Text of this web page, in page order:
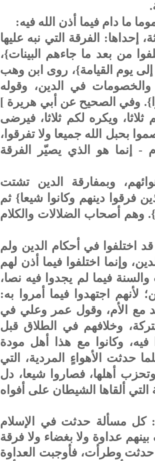
ما دام فيما أذن الله فيه:
إحداها: الفرقة التي نبه عليها
من بعد ما جاءهم البينات}،
إلى يوم القيامة}، روى ابن وهب
في الدين، وقوله
وفي الصحيح عن أبي هريرة ]
ويكره لكم ثلاثا، فيرضى
بحبل الله جميعا ولا تفرقوا،
- إنما هو الذي يصيّر الفرقة
وبمفارقة الدين تشتت
فرقوا دينهم وكانوا شيعا} ثم
أصحاب الضلالات والكلام
اختلفوا في أحكام الدين ولم
وإنما اختلفوا فيما أذن لهم
فيما لم يجدوا فيه نصا،
اجتهدوا فيما أمروا به:
مع الأم، وقول عمر وعلي في
وخلافهم في الطلاق قبل
فيه، وكانوا مع هذا أهل مودة
حدثت الأهواءٍ المردية، التي
أهلها، فصاروا شيعا، دل
ألقاها الشيطان على أفواه
كل مسألة حدثت في الإسلام
عداوة ولا بغضاء ولا فرقة
حدثت وطرأت، فأوجبت العداوة